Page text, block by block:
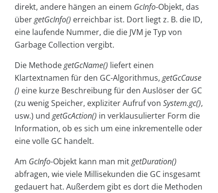
direkt, andere hängen an einem GcInfo-Objekt, das
übergetGcInfo() erreichbar ist. Dort liegt z. B. die ID,
eine laufende Nummer, die die JVM je Typ von
Garbage Collection vergibt.
Die MethodegetGcName() liefert einen
Klartextnamen für den GC-Algorithmus, getGcCause
() eine kurze Beschreibung für den Auslöser der GC
(zu wenig Speicher, expliziter Aufruf von System.gc(),
usw.) und getGcAction() in verklausulierter Form die
Information, ob es sich um eine inkrementelle oder
eine volle GC handelt.
Am GcInfo-Objekt kann man mitgetDuration()
abfragen, wie viele Millisekunden die GC insgesamt
gedauert hat. Außerdem gibt es dort die Methoden